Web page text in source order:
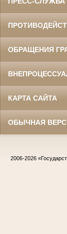
ОБРАЩЕНИЯ
КАРТА САЙТА
ОБЫЧНАЯ
2006-2026